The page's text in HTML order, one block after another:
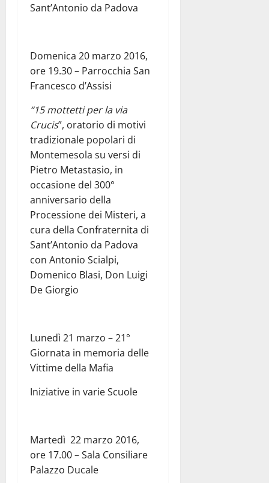
Sant’Antonio da Padova
Domenica 20 marzo 2016,
ore 19.30 – Parrocchia San
Francesco d’Assisi
“15 mottetti per la via
Crucis”, oratorio di motivi
tradizionale popolari di
Montemesola su versi di
Pietro Metastasio, in
occasione del 300°
anniversario della
Processione dei Misteri, a
cura della Confraternita di
Sant’Antonio da Padova
con Antonio Scialpi,
Domenico Blasi, Don Luigi
De Giorgio
Lunedì 21 marzo – 21°
Giornata in memoria delle
Vittime della Mafia
Iniziative in varie Scuole
Martedì 22 marzo 2016,
ore 17.00 – Sala Consiliare
Palazzo Ducale